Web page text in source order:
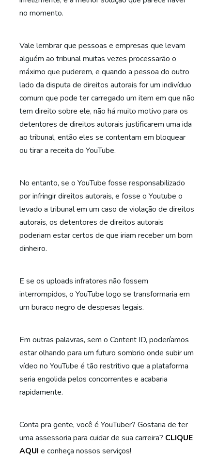
no momento.
Vale lembrar que pessoas e empresas que levam
alguém ao tribunal muitas vezes processarão o
máximo que puderem, e quando a pessoa do outro
lado da disputa de direitos autorais for um indivíduo
comum que pode ter carregado um item em que não
tem direito sobre ele, não há muito motivo para os
detentores de direitos autorais justificarem uma ida
ao tribunal, então eles se contentam em bloquear
ou tirar a receita do YouTube.
No entanto, se o YouTube fosse responsabilizado
por infringir direitos autorais, e fosse o Youtube o
levado a tribunal em um caso de violação de direitos
autorais, os detentores de direitos autorais
poderiam estar certos de que iriam receber um bom
dinheiro.
E se os uploads infratores não fossem
interrompidos, o YouTube logo se transformaria em
um buraco negro de despesas legais.
Em outras palavras, sem o Content ID, poderíamos
estar olhando para um futuro sombrio onde subir um
vídeo no YouTube é tão restritivo que a plataforma
seria engolida pelos concorrentes e acabaria
rapidamente.
Conta pra gente, você é YouTuber? Gostaria de ter
uma assessoria para cuidar de sua carreira? CLIQUE
AQUI e conheça nossos serviços!